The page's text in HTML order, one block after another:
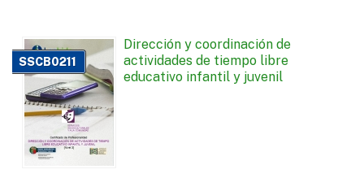
SSCB0211
Dirección y coordinación de
actividades de tiempo libre
educativo infantil y juvenil